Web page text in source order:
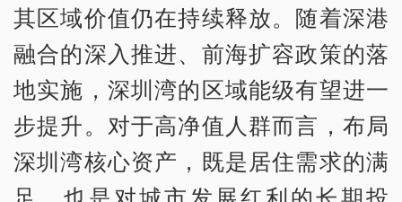
其区域价值仍在持续释放。随着深港
融合的深入推进、前海扩容政策的落
地实施，深圳湾的区域能级有望进一
步提升。对于高净值人群而言，布局
深圳湾核心资产，既是居住需求的满